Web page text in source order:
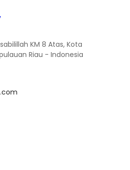
KM 8 Atas, Kota
Riau - Indonesia